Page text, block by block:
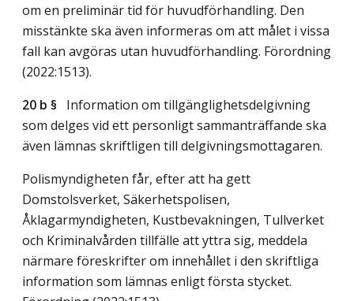
om en preliminär tid för huvudförhandling. Den
misstänkte ska även informeras om att målet i vissa
fall kan avgöras utan huvudförhandling. Förordning
(2022:1513).
20 b § Information om tillgänglighetsdelgivning
som delges vid ett personligt sammanträffande ska
även lämnas skriftligen till delgivningsmottagaren.
Polismyndigheten får, efter att ha gett
Domstolsverket, Säkerhetspolisen,
Åklagarmyndigheten, Kustbevakningen, Tullverket
och Kriminalvården tillfälle att yttra sig, meddela
närmare föreskrifter om innehållet i den skriftliga
information som lämnas enligt första stycket.